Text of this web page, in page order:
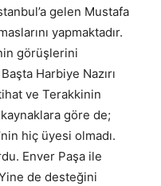
gelen Mustafa
yapmaktadır.
görüşlerini
Harbiye Nazırı
ve Terakkinin
kaynaklara göre de;
hiç üyesi olmadı.
Enver Paşa ile
de desteğini